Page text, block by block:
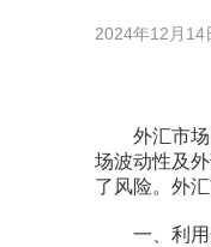
2024年12月14
外汇市场以
场波动性及
了风险。外
一、利用